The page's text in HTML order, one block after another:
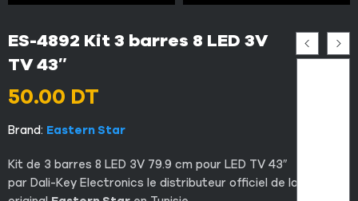
ES-4892 Kit 3 barres 8 LED 3V
TV 43″
50.00 DT
Brand: Eastern Star
Kit de 3 barres 8 LED 3V 79.9 cm pour LED TV 43″ Importé
par Dali-Key Electronics le distributeur officiel de la marque